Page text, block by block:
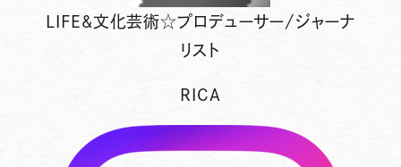
LIFE&文化芸術☆プロデューサー/ジャーナ
リスト
RICA